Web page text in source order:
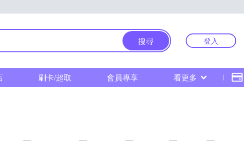
搜尋 登入
刷卡/超取 會員專享 看更多